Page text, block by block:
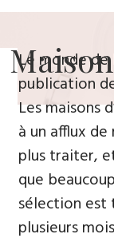
Le monde
publication
Les maisons
à un afflux
plus traiter,
que
sélection est
plusieurs